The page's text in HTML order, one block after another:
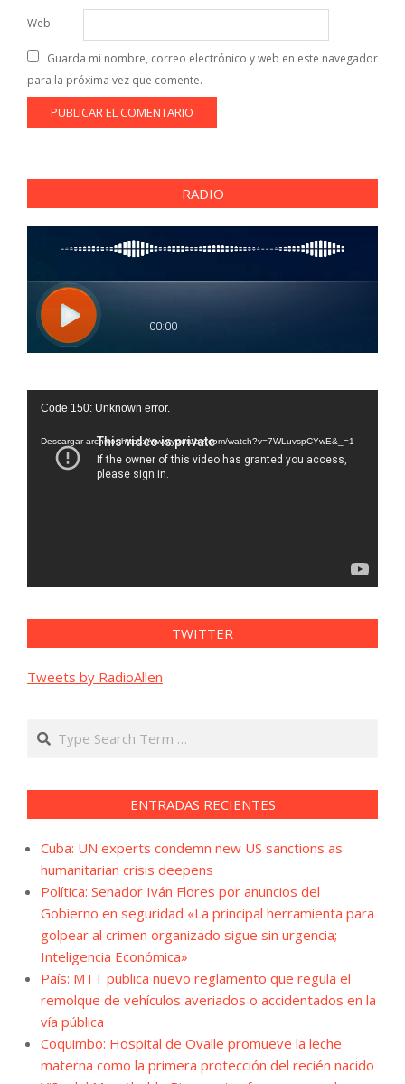
Web
Guarda mi nombre, correo electrónico y web en este navegador
para la próxima vez que comente.
RADIO
Reproductor
vídeo
Code 150: Unknown error.
Descargar archivo: https://www.youtube.com/watch?v=7WLuvspCYwE&_=1
TWITTER
Tweets by RadioAllen
Search
ENTRADAS RECIENTES
Cuba: UN experts condemn new US sanctions as
humanitarian crisis deepens
Política: Senador Iván Flores por anuncios del
Gobierno en seguridad «La principal herramienta para
golpear al crimen organizado sigue sin urgencia;
Inteligencia Económica»
País: MTT publica nuevo reglamento que regula el
remolque de vehículos averiados o accidentados en la
vía pública
Coquimbo: Hospital de Ovalle promueve la leche
materna como la primera protección del recién nacido